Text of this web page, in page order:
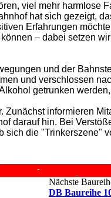
viel mehr harmlose
hat sich gezeigt,
Erfahrungen
– dabei setzen
und der
und verschlossen
getrunken
informieren
darauf hin. Bei
die "Trinkerszene"
Nächste
DB Baureihe